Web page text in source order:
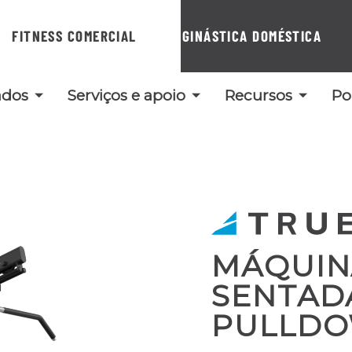
FITNESS COMERCIAL GINÁSTICA DOMÉSTICA
Serviços e apoio Recursos